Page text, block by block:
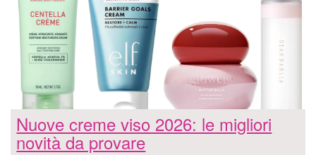
Nuove creme viso 2026: le migliori
novità da provare